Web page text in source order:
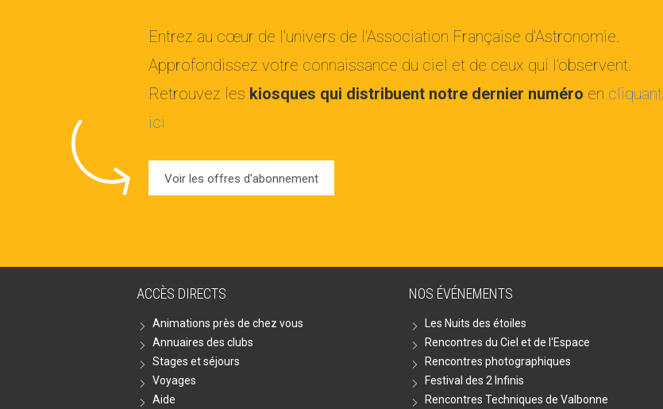
Entrez au cœur de l'univers de l'Association Française d'Astronomie.
Approfondissez votre connaissance du ciel et de ceux qui l'observent.
Retrouvez les kiosques qui distribuent notre dernier numéro en cliquant
ici
Voir les offres d'abonnement
ACCÈS DIRECTS
Animations près de chez vous
Annuaires des clubs
Stages et séjours
Voyages
Aide
NOS ÉVÉNEMENTS
Les Nuits des étoiles
Rencontres du Ciel et de l'Espace
Rencontres photographiques
Festival des 2 Infinis
Rencontres Techniques de Valbonne